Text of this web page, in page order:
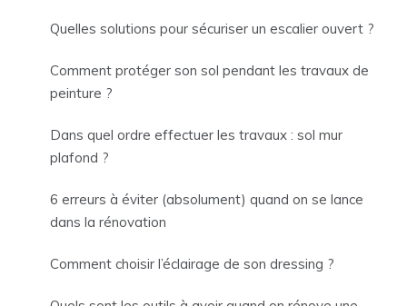
Quelles solutions pour sécuriser un escalier ouvert ?
Comment protéger son sol pendant les travaux de
peinture ?
Dans quel ordre effectuer les travaux : sol mur
plafond ?
6 erreurs à éviter (absolument) quand on se lance
dans la rénovation
Comment choisir l’éclairage de son dressing ?